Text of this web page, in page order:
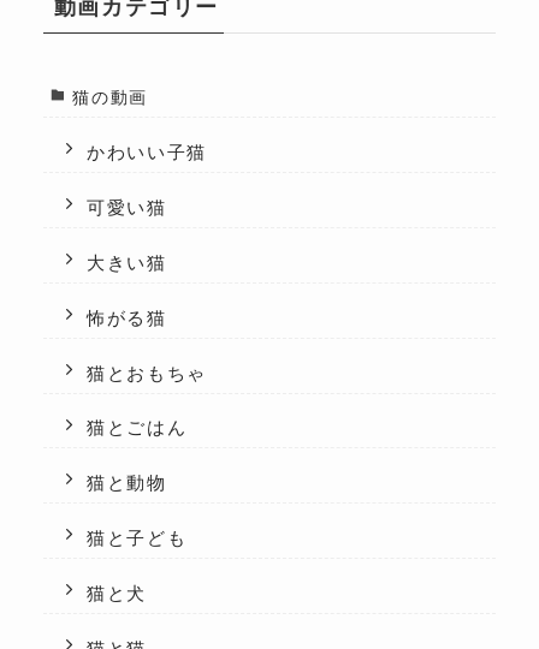
動画カテゴリー
猫の動画
かわいい子猫
可愛い猫
大きい猫
怖がる猫
猫とおもちゃ
猫とごはん
猫と動物
猫と子ども
猫と犬